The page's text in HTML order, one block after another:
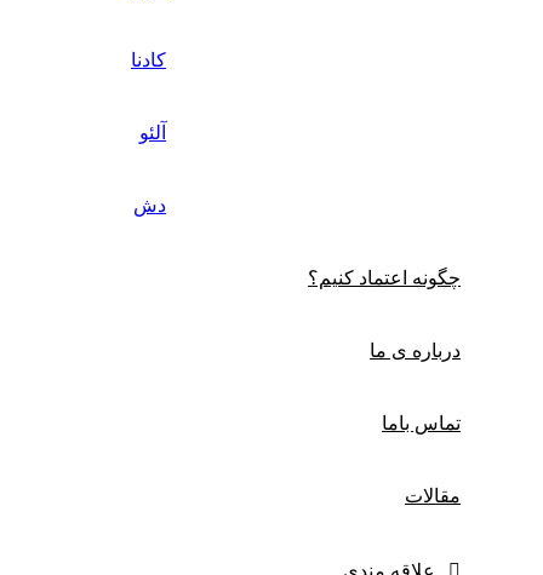
کادنا
آلئو
دش
چگونه اعتماد کنیم؟
درباره ی ما
تماس باما
مقالات